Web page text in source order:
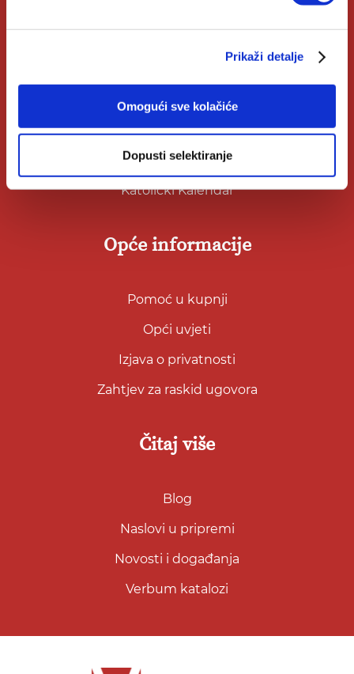
Prikaži detalje
Omogući sve kolačiće
Dopusti selektiranje
Autori
Biblioteke
Izdanja Verbum
Katolički Kalendar
Opće informacije
Pomoć u kupnji
Opći uvjeti
Izjava o privatnosti
Zahtjev za raskid ugovora
Čitaj više
Blog
Naslovi u pripremi
Novosti i događanja
Verbum katalozi